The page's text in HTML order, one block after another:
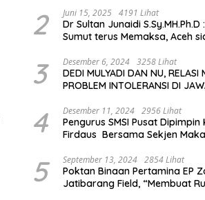
2 Juni 15, 2025 4191 Lihat
Dr Sultan Junaidi S.Sy.MH.Ph.D
Sumut terus Memaksa, Aceh
Internasional
3 Desember 6, 2024 3258 Lihat
DEDI MULYADI DAN NU, RELASI
PROBLEM INTOLERANSI DI
4 Desember 11, 2024 2956 Lihat
Pengurus SMSI Pusat Dipimpin
Firdaus Bersama Sekjen
Yusuf
5 September 13, 2024 2854 Lihat
Poktan Binaan Pertamina EP
Jatibarang Field, “Membuat